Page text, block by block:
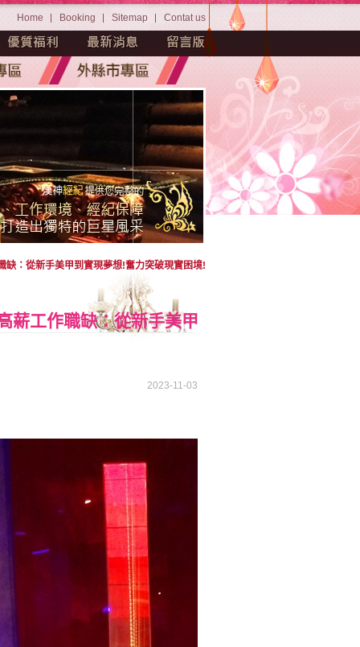
Home Booking Sitemap Contat us
缺：從新手美甲到實現夢想!奮力突破現實困境!
薪工作職缺：從新手美甲
2023-11-03